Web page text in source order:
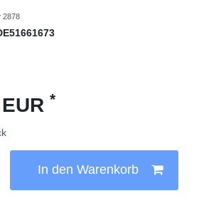
2878
*
In den Warenkorb